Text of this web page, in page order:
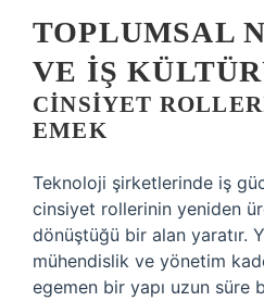
TOPLUMSAL
VE IŞ
CINSIYET
EMEK
Teknoloji şirketlerinde iş
cinsiyet rollerinin yeniden
dönüştüğü bir alan yaratır.
mühendislik ve yönetim
egemen bir yapı uzun süre